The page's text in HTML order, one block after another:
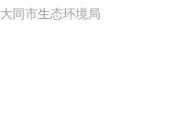
大同市生态环境局